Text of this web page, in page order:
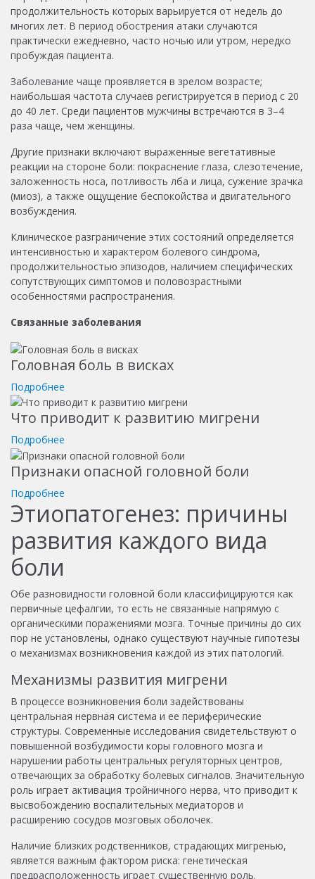
продолжительность которых варьируется от недель до
многих лет. В период обострения атаки случаются
практически ежедневно, часто ночью или утром, нередко
пробуждая пациента.
Заболевание чаще проявляется в зрелом возрасте;
наибольшая частота случаев регистрируется в период с 20
до 40 лет. Среди пациентов мужчины встречаются в 3–4
раза чаще, чем женщины.
Другие признаки включают выраженные вегетативные
реакции на стороне боли: покраснение глаза, слезотечение,
заложенность носа, потливость лба и лица, сужение зрачка
(миоз), а также ощущение беспокойства и двигательного
возбуждения.
Клиническое разграничение этих состояний определяется
интенсивностью и характером болевого синдрома,
продолжительностью эпизодов, наличием специфических
сопутствующих симптомов и половозрастными
особенностями распространения.
Связанные заболевания
Головная боль в висках
Подробнее
Что приводит к развитию мигрени
Подробнее
Признаки опасной головной боли
Подробнее
Этиопатогенез: причины
развития каждого вида
боли
Обе разновидности головной боли классифицируются как
первичные цефалгии, то есть не связанные напрямую с
органическими поражениями мозга. Точные причины до сих
пор не установлены, однако существуют научные гипотезы
о механизмах возникновения каждой из этих патологий.
Механизмы развития мигрени
В процессе возникновения боли задействованы
центральная нервная система и ее периферические
структуры. Современные исследования свидетельствуют о
повышенной возбудимости коры головного мозга и
нарушении работы центральных регуляторных центров,
отвечающих за обработку болевых сигналов. Значительную
роль играет активация тройничного нерва, что приводит к
высвобождению воспалительных медиаторов и
расширению сосудов мозговых оболочек.
Наличие близких родственников, страдающих мигренью,
является важным фактором риска: генетическая
предрасположенность играет существенную роль.